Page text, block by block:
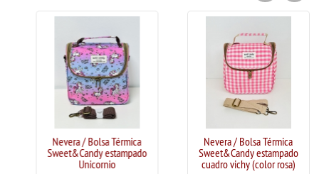
Nevera / Bolsa Térmica
Sweet&Candy estampado
Unicornio
Nevera / Bolsa Térmica
Sweet&Candy estampado
cuadro vichy (color rosa)